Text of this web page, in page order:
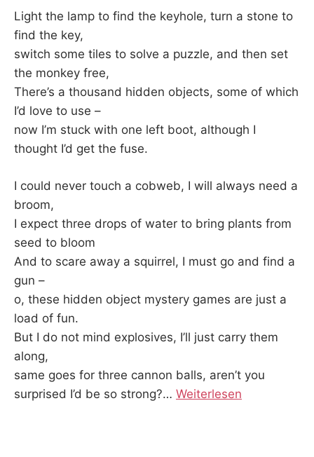
Light the lamp to find the keyhole, turn a stone to
find the key,
switch some tiles to solve a puzzle, and then set
the monkey free,
There’s a thousand hidden objects, some of which
I’d love to use –
now I’m stuck with one left boot, although I
thought I’d get the fuse.
I could never touch a cobweb, I will always need a
broom,
I expect three drops of water to bring plants from
seed to bloom
And to scare away a squirrel, I must go and find a
gun –
o, these hidden object mystery games are just a
load of fun.
But I do not mind explosives, I’ll just carry them
along,
same goes for three cannon balls, aren’t you
surprised I’d be so strong?… Weiterlesen